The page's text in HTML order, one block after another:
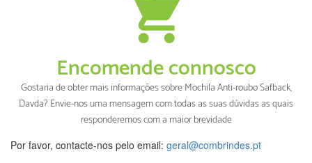
Encomende connosco
Gostaria de obter mais informações sobre Mochila Anti-roubo Safback,
Davda? Envie-nos uma mensagem com todas as suas dúvidas as quais
responderemos com a maior brevidade
Por favor, contacte-nos pelo email: geral@combrindes.pt